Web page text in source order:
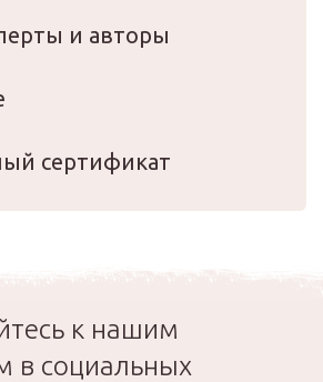
и авторы
сертификат
к нашим
в социальных